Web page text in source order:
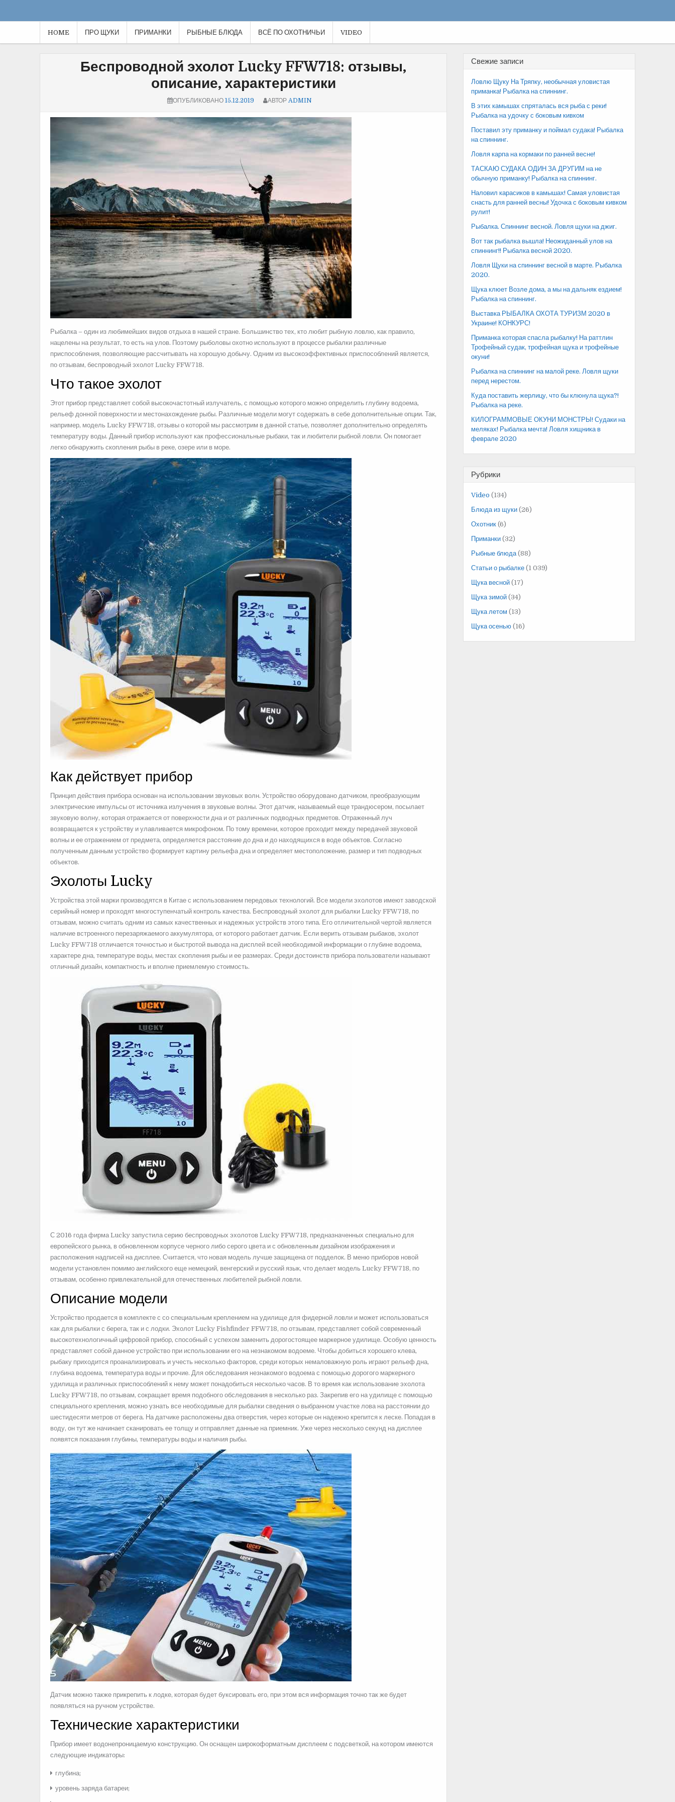
HOME ПРО ЩУКИ ПРИМАНКИ РЫБНЫЕ БЛЮДА ВСЁ ПО ОХОТНИЧЬИ VIDEO
Беспроводной эхолот Lucky FFW718: отзывы,
описание, характеристики
ОПУБЛИКОВАНО 15.12.2019 АВТОР ADMIN
Рыбалка – один из любимейших видов отдыха в нашей стране. Большинство тех, кто любит рыбную ловлю, как правило,
нацелены на результат, то есть на улов. Поэтому рыболовы охотно используют в процессе рыбалки различные
приспособления, позволяющие рассчитывать на хорошую добычу. Одним из высокоэффективных приспособлений является,
по отзывам, беспроводный эхолот Lucky FFW718.
Что такое эхолот
Этот прибор представляет собой высокочастотный излучатель, с помощью которого можно определить глубину водоема,
рельеф донной поверхности и местонахождение рыбы. Различные модели могут содержать в себе дополнительные опции. Так,
например, модель Lucky FFW718, отзывы о которой мы рассмотрим в данной статье, позволяет дополнительно определять
температуру воды. Данный прибор используют как профессиональные рыбаки, так и любители рыбной ловли. Он помогает
легко обнаружить скопления рыбы в реке, озере или в море.
Как действует прибор
Принцип действия прибора основан на использовании звуковых волн. Устройство оборудовано датчиком, преобразующим
электрические импульсы от источника излучения в звуковые волны. Этот датчик, называемый еще трандюсером, посылает
звуковую волну, которая отражается от поверхности дна и от различных подводных предметов. Отраженный луч
возвращается к устройству и улавливается микрофоном. По тому времени, которое проходит между передачей звуковой
волны и ее отражением от предмета, определяется расстояние до дна и до находящихся в воде объектов. Согласно
полученным данным устройство формирует картину рельефа дна и определяет местоположение, размер и тип подводных
объектов.
Эхолоты Lucky
Устройства этой марки производятся в Китае с использованием передовых технологий. Все модели эхолотов имеют заводской
серийный номер и проходят многоступенчатый контроль качества. Беспроводный эхолот для рыбалки Lucky FFW718, по
отзывам, можно считать одним из самых качественных и надежных устройств этого типа. Его отличительной чертой является
наличие встроенного перезаряжаемого аккумулятора, от которого работает датчик. Если верить отзывам рыбаков, эхолот
Lucky FFW718 отличается точностью и быстротой вывода на дисплей всей необходимой информации о глубине водоема,
характере дна, температуре воды, местах скопления рыбы и ее размерах. Среди достоинств прибора пользователи называют
отличный дизайн, компактность и вполне приемлемую стоимость.
С 2016 года фирма Lucky запустила серию беспроводных эхолотов Lucky FFW718, предназначенных специально для
европейского рынка, в обновленном корпусе черного либо серого цвета и с обновленным дизайном изображения и
расположения надписей на дисплее. Считается, что новая модель лучше защищена от подделок. В меню приборов новой
модели установлен помимо английского еще немецкий, венгерский и русский язык, что делает модель Lucky FFW718, по
отзывам, особенно привлекательной для отечественных любителей рыбной ловли.
Описание модели
Устройство продается в комплекте с со специальным креплением на удилище для фидерной ловли и может использоваться
как для рыбалки с берега, так и с лодки. Эхолот Lucky Fishfinder FFW718, по отзывам, представляет собой современный
высокотехнологичный цифровой прибор, способный с успехом заменить дорогостоящее маркерное удилище. Особую ценность
представляет собой данное устройство при использовании его на незнакомом водоеме. Чтобы добиться хорошего клева,
рыбаку приходится проанализировать и учесть несколько факторов, среди которых немаловажную роль играют рельеф дна,
глубина водоема, температура воды и прочие. Для обследования незнакомого водоема с помощью дорогого маркерного
удилища и различных приспособлений к нему может понадобиться несколько часов. В то время как использование эхолота
Lucky FFW718, по отзывам, сокращает время подобного обследования в несколько раз. Закрепив его на удилище с помощью
специального крепления, можно узнать все необходимые для рыбалки сведения о выбранном участке лова на расстоянии до
шестидесяти метров от берега. На датчике расположены два отверстия, через которые он надежно крепится к леске. Попадая в
воду, он тут же начинает сканировать ее толщу и отправляет данные на приемник. Уже через несколько секунд на дисплее
появятся показания глубины, температуры воды и наличия рыбы.
Датчик можно также прикрепить к лодке, которая будет буксировать его, при этом вся информация точно так же будет
появляться на ручном устройстве.
Технические характеристики
Прибор имеет водонепроницаемую конструкцию. Он оснащен широкоформатным дисплеем с подсветкой, на котором имеются
следующие индикаторы:
глубина;
уровень заряда батареи;
Свежие записи
Ловлю Щуку На Тряпку, необычная уловистая
приманка! Рыбалка на спиннинг.
В этих камышах спряталась вся рыба с реки!
Рыбалка на удочку с боковым кивком
Поставил эту приманку и поймал судака! Рыбалка
на спиннинг.
Ловля карпа на кормаки по ранней весне!
ТАСКАЮ СУДАКА ОДИН ЗА ДРУГИМ на не
обычную приманку! Рыбалка на спиннинг.
Наловил карасиков в камышах! Самая уловистая
снасть для ранней весны! Удочка с боковым кивком
рулит!
Рыбалка. Спиннинг весной. Ловля щуки на джиг.
Вот так рыбалка вышла! Неожиданный улов на
спиннинг!! Рыбалка весной 2020.
Ловля Щуки на спиннинг весной в марте. Рыбалка
2020.
Щука клюет Возле дома, а мы на дальняк ездием!
Рыбалка на спиннинг.
Выставка РЫБАЛКА ОХОТА ТУРИЗМ 2020 в
Украине! КОНКУРС!
Приманка которая спасла рыбалку! На раттлин
Трофейный судак, трофейная щука и трофейные
окуни!
Рыбалка на спиннинг на малой реке. Ловля щуки
перед нерестом.
Куда поставить жерлицу, что бы клюнула щука?!
Рыбалка на реке.
КИЛОГРАММОВЫЕ ОКУНИ МОНСТРЫ! Судаки на
меляках! Рыбалка мечта! Ловля хищника в
феврале 2020
Рубрики
Video (134)
Блюда из щуки (26)
Охотник (6)
Приманки (32)
Рыбные блюда(88)
Статьи о рыбалке (1 039)
Щука весной (17)
Щука зимой (34)
Щука летом (13)
Щука осенью (16)